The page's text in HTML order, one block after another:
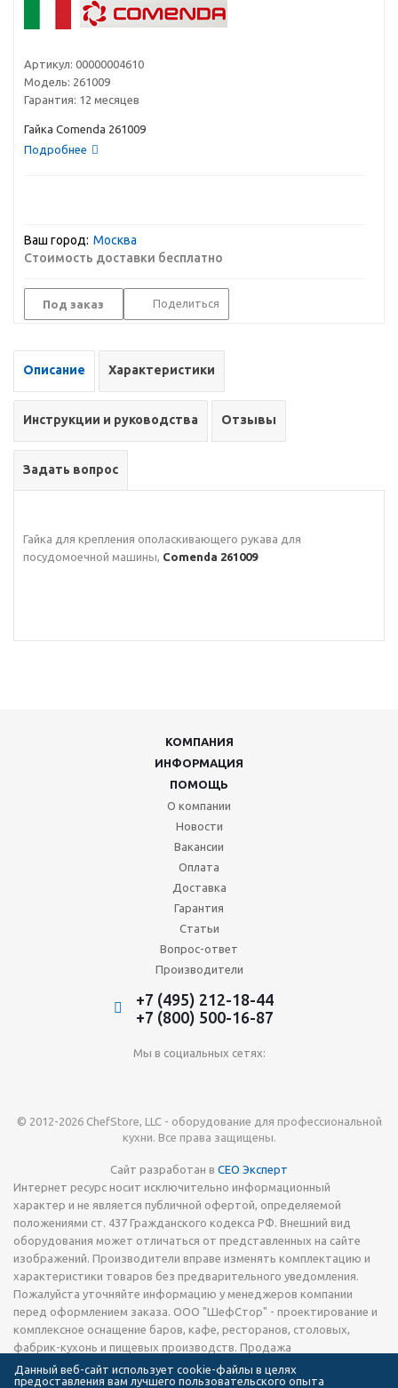
Артикул: 00000004610
Модель: 261009
Гарантия: 12 месяцев
Гайка Comenda 261009
Подробнее
Ваш город: Москва
Стоимость доставки бесплатно
Под заказ Поделиться
Описание Характеристики
Инструкции и руководства Отзывы
Задать вопрос
Гайка для крепления ополаскивающего рукава для
посудомоечной машины, Comenda 261009
КОМПАНИЯ
ИНФОРМАЦИЯ
ПОМОЩЬ
О компании
Новости
Вакансии
Оплата
Доставка
Гарантия
Статьи
Вопрос-ответ
Производители
+7 (495) 212-18-44
+7 (800) 500-16-87
Мы в социальных сетях:
© 2012-2026 ChefStore, LLC - оборудование для профессиональной
кухни. Все права защищены.
Сайт разработан в СЕО Эксперт
Интернет ресурс носит исключительно информационный
характер и не является публичной офертой, определяемой
положениями ст. 437 Гражданского кодекса РФ. Внешний вид
оборудования может отличаться от представленных на сайте
изображений. Производители вправе изменять комплектацию и
характеристики товаров без предварительного уведомления.
Пожалуйста уточняйте информацию у менеджеров компании
перед оформлением заказа. ООО "ШефСтор" - проектирование и
комплексное оснащение баров, кафе, ресторанов, столовых,
фабрик-кухонь и пищевых производств. Продажа
технологического теплового, холодильного и
электромеханического оборудования, запчастей, кухонной посуды
Данный веб-сайт использует cookie-файлы в целях
предоставления вам лучшего пользовательского опыта